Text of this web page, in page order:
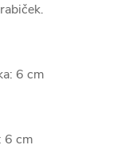
6 cm
6 cm